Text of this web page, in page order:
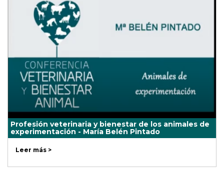
Profesión veterinaria y bienestar de los animales de
experimentación - María Belén Pintado
Leer más >